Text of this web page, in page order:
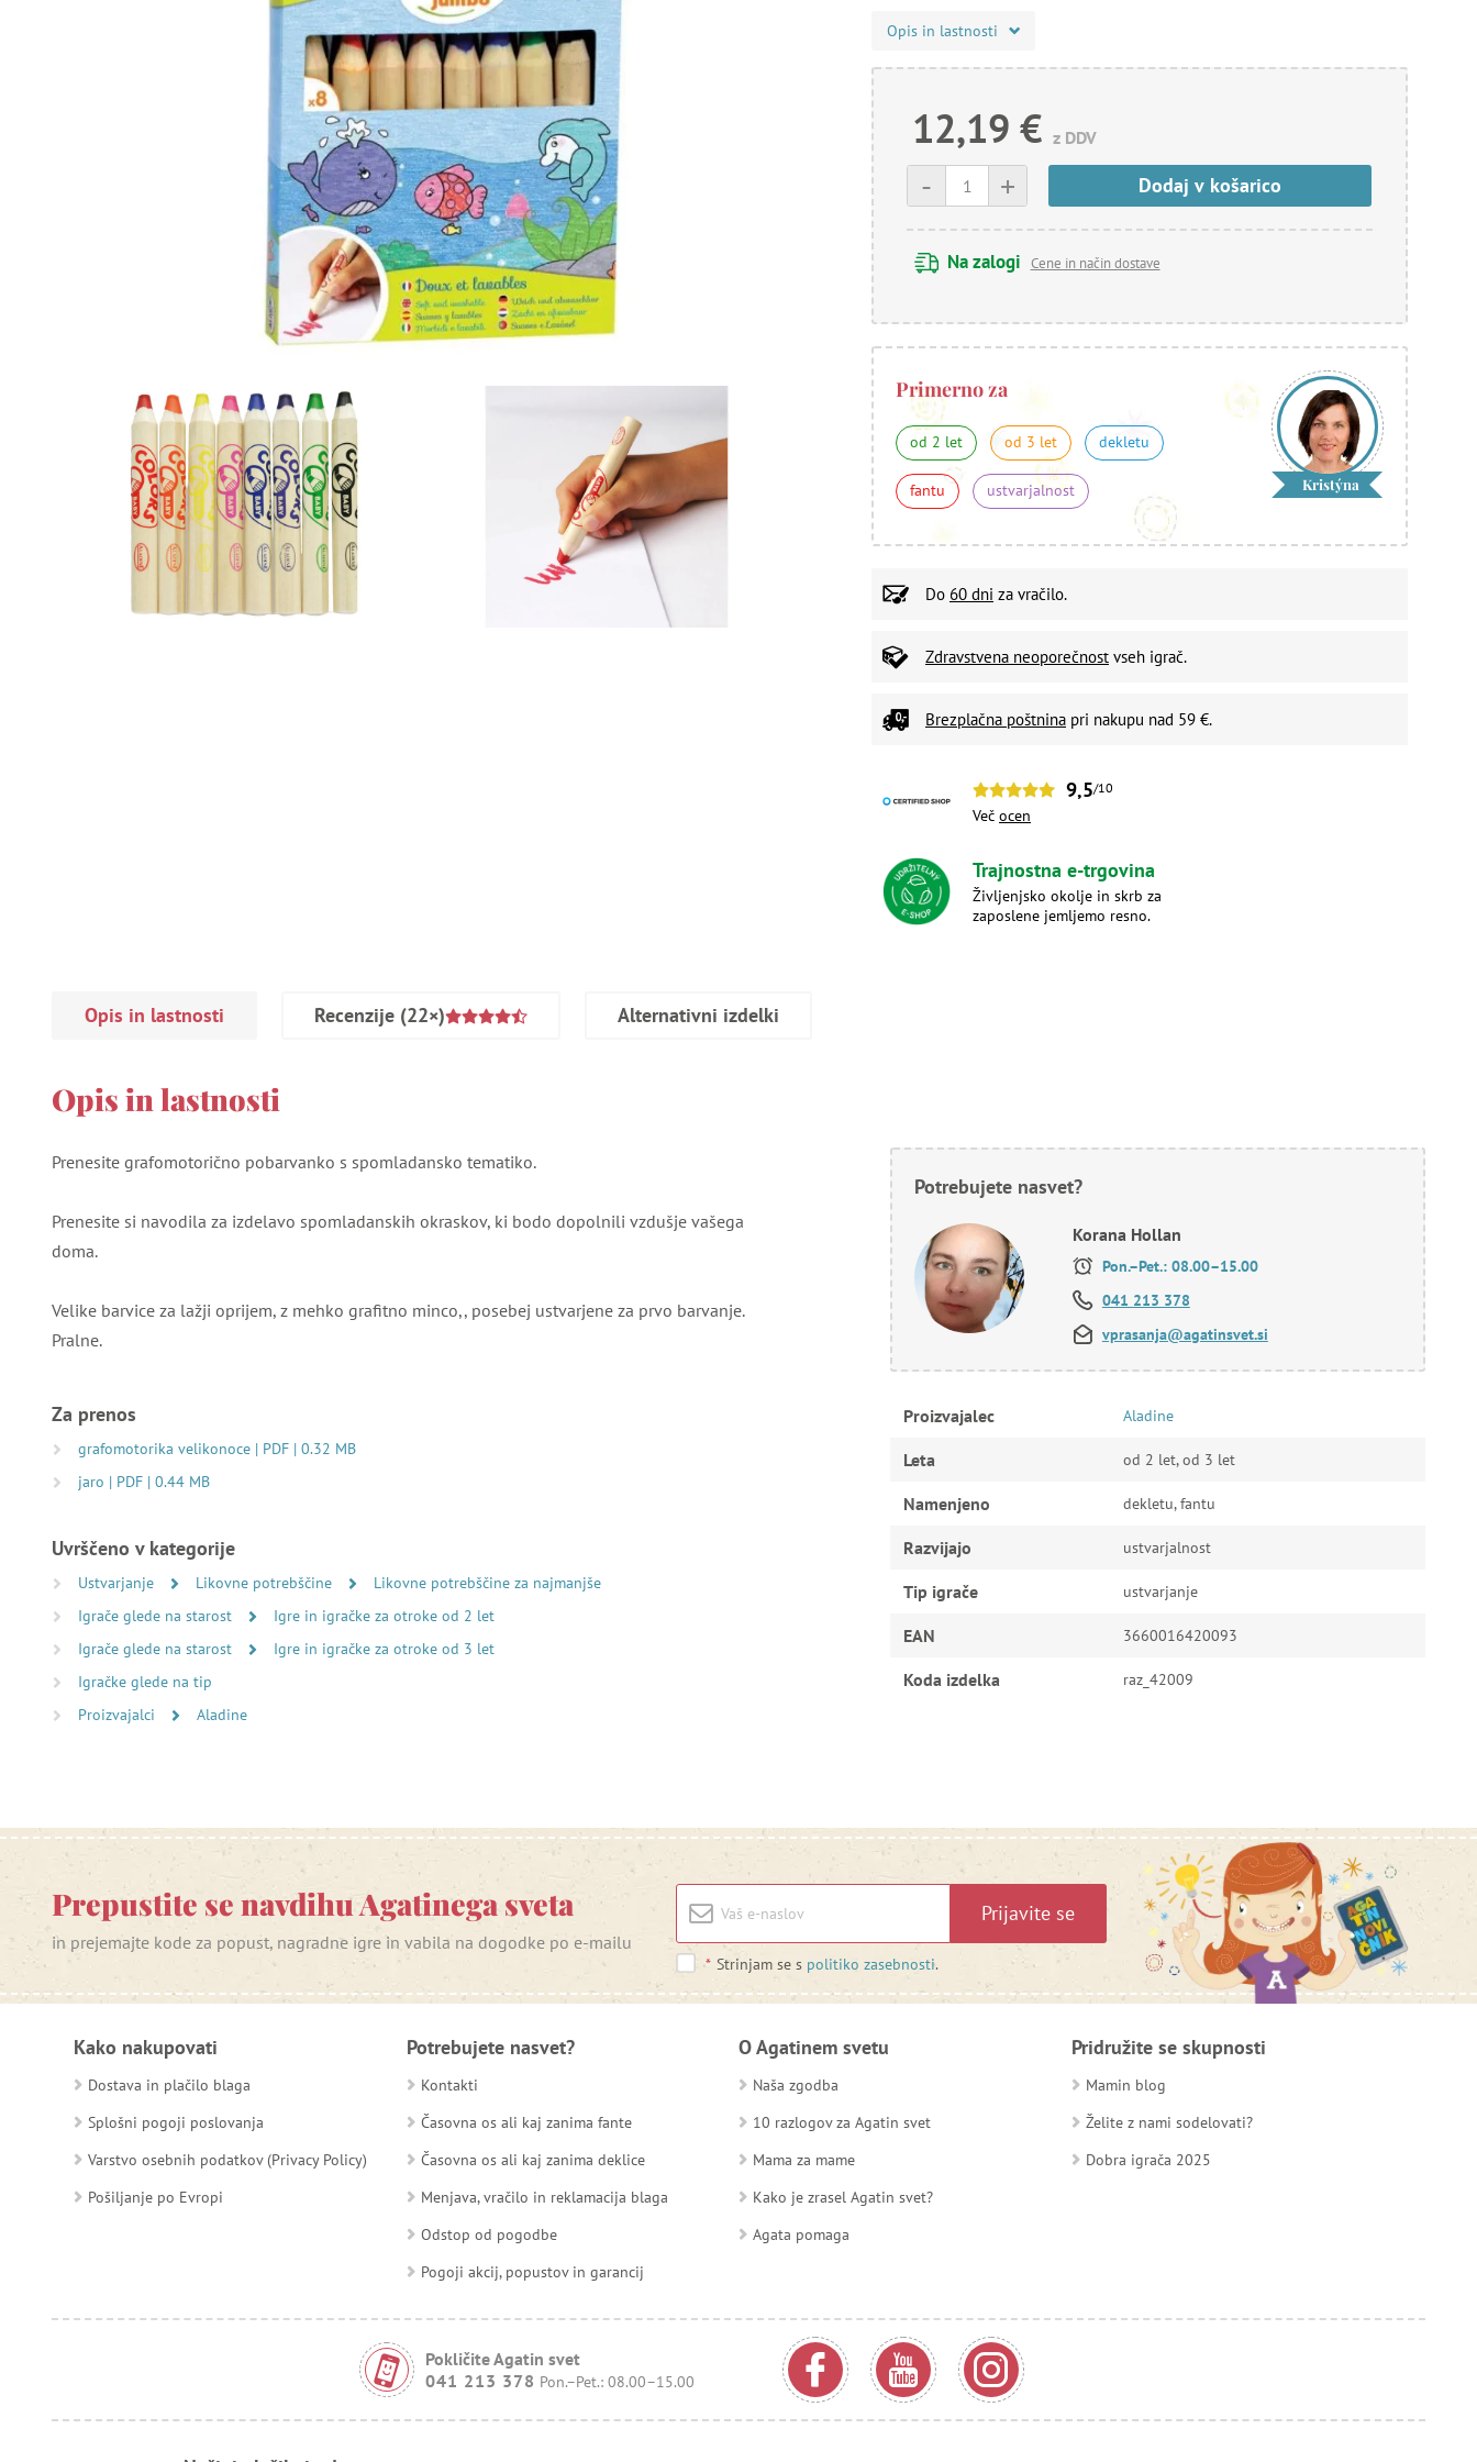
Opis in lastnosti
12,19 € z DDV
+
- Dodaj v košarico
Na zalogi Cene in način dostave
Primerno za
od 2 let od 3 let dekletu
fantu ustvarjalnost Kristýna
Do 60 dni za vračilo.
Zdravstvena neoporečnost vseh igrač.
Brezplačna poštnina pri nakupu nad 59 €.
9,5/10
Več ocen
Trajnostna e-trgovina
Življenjsko okolje in skrb za
zaposlene jemljemo resno.
Opis in lastnosti Recenzije (22×) Alternativni izdelki
Opis in lastnosti
Prenesite grafomotorično pobarvanko s spomladansko tematiko.
Prenesite si navodila za izdelavo spomladanskih okraskov, ki bodo dopolnili vzdušje vašega
doma.
Velike barvice za lažji oprijem, z mehko grafitno minco,, posebej ustvarjene za prvo barvanje.
Pralne.
Za prenos
grafomotorika velikonoce | PDF | 0.32 MB
jaro | PDF | 0.44 MB
Uvrščeno v kategorije
Ustvarjanje Likovne potrebščine
Likovne potrebščine za najmanjše
Igrače glede na starost
Igre in igračke za otroke od 2 let
Igrače glede na starost
Igre in igračke za otroke od 3 let
Igračke glede na tip
Proizvajalci
Aladine
Potrebujete nasvet?
Korana Hollan
Pon.–Pet.: 08.00–15.00
041 213 378
vprasanja@agatinsvet.si
Proizvajalec Aladine
Leta od 2 let, od 3 let
Namenjeno dekletu, fantu
Razvijajo ustvarjalnost
Tip igrače ustvarjanje
EAN 3660016420093
Koda izdelka raz_42009
Prepustite se navdihu Agatinega sveta
in prejemajte kode za popust, nagradne igre in vabila na dogodke po e-mailu
Prijavite se
* Strinjam se s politiko zasebnosti.
Kako nakupovati
Dostava in plačilo blaga
Splošni pogoji poslovanja
Varstvo osebnih podatkov (Privacy Policy)
Pošiljanje po Evropi
Potrebujete nasvet?
Kontakti
Časovna os ali kaj zanima fante
Časovna os ali kaj zanima deklice
Menjava, vračilo in reklamacija blaga
Odstop od pogodbe
Pogoji akcij, popustov in garancij
O Agatinem svetu
Naša zgodba
10 razlogov za Agatin svet
Mama za mame
Kako je zrasel Agatin svet?
Agata pomaga
Pridružite se skupnosti
Mamin blog
Želite z nami sodelovati?
Dobra igrača 2025
Pokličite Agatin svet
041 213 378 Pon.–Pet.: 08.00–15.00